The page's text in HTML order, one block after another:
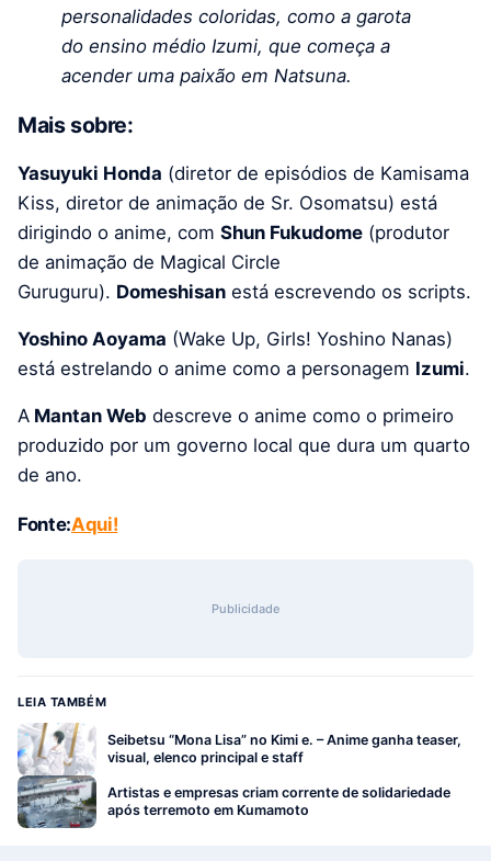
personalidades coloridas, como a garota
do ensino médio Izumi, que começa a
acender uma paixão em Natsuna.
Mais sobre:
Yasuyuki Honda (diretor de episódios de Kamisama
Kiss, diretor de animação de Sr. Osomatsu) está
dirigindo o anime, com Shun Fukudome (produtor
de animação de Magical Circle
Guruguru). Domeshisan está escrevendo os scripts.
Yoshino Aoyama (Wake Up, Girls! Yoshino Nanas)
está estrelando o anime como a personagem Izumi.
A Mantan Web descreve o anime como o primeiro
produzido por um governo local que dura um quarto
de ano.
Fonte:Aqui!
Publicidade
LEIA TAMBÉM
Seibetsu “Mona Lisa” no Kimi e. – Anime ganha teaser,
visual, elenco principal e staff
Artistas e empresas criam corrente de solidariedade
após terremoto em Kumamoto